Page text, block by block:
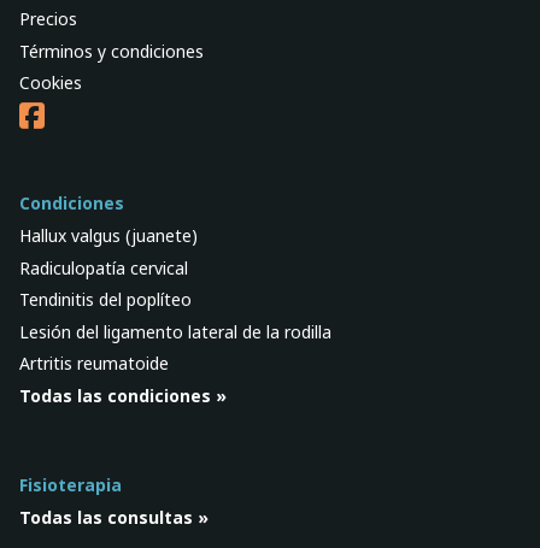
Precios
Términos y condiciones
Cookies
Condiciones
Hallux valgus (juanete)
Radiculopatía cervical
Tendinitis del poplíteo
Lesión del ligamento lateral de la rodilla
Artritis reumatoide
Todas las condiciones »
Fisioterapia
Todas las consultas »